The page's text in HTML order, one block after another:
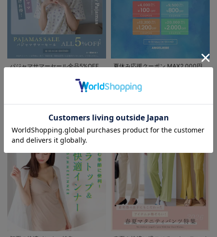
パジャマサマーセール全品5%OFF
夏休み応援クーポン MAX2,000円
FEATURE
マタニティウェア/授乳服/
マタニティ用品に関する特集
お気に入り商品を確認する